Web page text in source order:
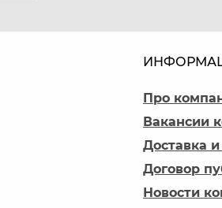
Про
Вакансии
Доставка
Договор
Новости